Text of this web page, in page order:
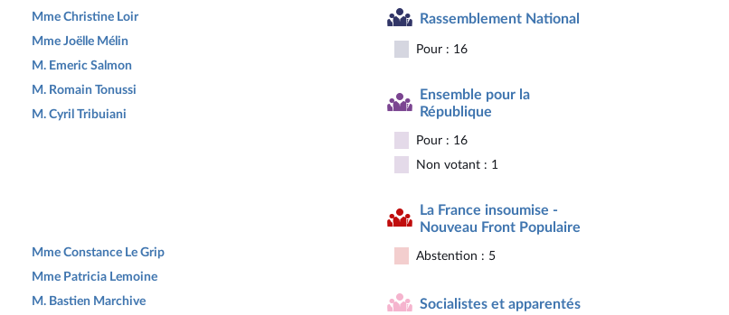
Mme Christine Loir
Mme Joëlle Mélin
M. Emeric Salmon
M. Romain Tonussi
M. Cyril Tribuiani
Mme Constance Le Grip
Mme Patricia Lemoine
M. Bastien Marchive
Rassemblement National
Pour : 16
Ensemble pour la
République
Pour : 16
Non votant : 1
La France insoumise -
Nouveau Front Populaire
Abstention : 5
Socialistes et apparentés